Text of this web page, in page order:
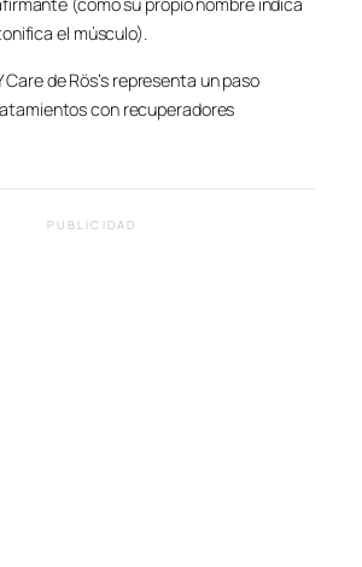
(como su propio nombre indica
el músculo).
Care de Rös’s representa un paso
con recuperadores
PUBLICIDAD